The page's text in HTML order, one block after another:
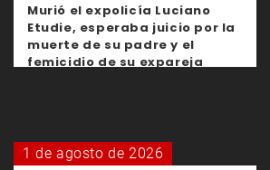
Murió el expolicía Luciano
Etudie, esperaba juicio por la
muerte de su padre y el
femicidio de su expareja
1 de agosto de 2026